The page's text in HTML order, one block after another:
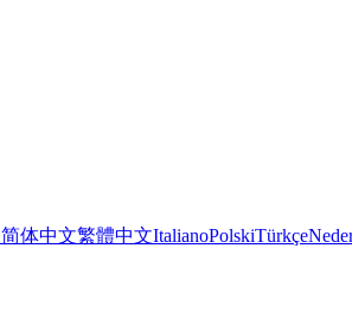
简体中文繁體中文ItalianoPolskiTürkçe